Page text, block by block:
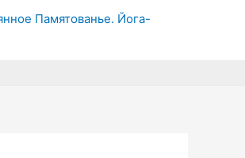
Памятованье. Йога-